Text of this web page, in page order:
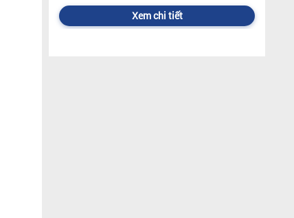
Xem chi tiết